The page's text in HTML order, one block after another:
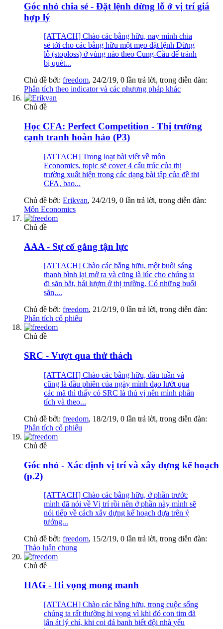
Góc nhỏ chia sẻ - Đặt lệnh dừng lỗ ở vị trí giá
hợp lý
[ATTACH] Chào các bằng hữu, nay mình chia
sẻ tới cho các bằng hữu một mẹo đặt lệnh Dừng
lỗ (stoploss) ở vùng nào theo Cung-Cầu để tránh
bị quét...
Chủ đề bởi: freedom, 24/2/19, 0 lần trả lời, trong diễn đàn:
Phân tích theo indicator và các phương pháp khác
Chủ đề
Học CFA: Perfect Competition - Thị trường
cạnh tranh hoàn hảo (P3)
[ATTACH] Trong loạt bài viết về môn
Economics, topic sẽ cover 4 cấu trúc của thị
trường xuất hiện trong các dạng bài tập của đề thi
CFA, bao...
Chủ đề bởi: Erikvan, 24/2/19, 0 lần trả lời, trong diễn đàn:
Môn Economics
Chủ đề
AAA - Sự cố gắng tận lực
[ATTACH] Chào các bằng hữu, một buổi sáng
thanh bình lại mở ra và cũng là lúc cho chúng ta
đi săn bắt, hái lượm ở thị trường. Có những buổi
săn,...
Chủ đề bởi: freedom, 21/2/19, 0 lần trả lời, trong diễn đàn:
Phân tích cổ phiếu
Chủ đề
SRC - Vượt qua thử thách
[ATTACH] Chào các bằng hữu, đầu tuần và
cũng là đầu phiên của ngày mình dạo lướt qua
các mã thì thấy có SRC là thú vị nên mình phân
tích và theo...
Chủ đề bởi: freedom, 18/2/19, 0 lần trả lời, trong diễn đàn:
Phân tích cổ phiếu
Chủ đề
Góc nhỏ - Xác định vị trí và xây dựng kế hoạch
(p.2)
[ATTACH] Chào các bằng hữu, ở phần trước
mình đã nói về Vị trí rồi nên ở phần này mình sẽ
nói tiếp về cách xây dựng kế hoạch dựa trên ý
tưởng...
Chủ đề bởi: freedom, 15/2/19, 0 lần trả lời, trong diễn đàn:
Thảo luận chung
Chủ đề
HAG - Hi vọng mong manh
[ATTACH] Chào các bằng hữu, trong cuộc sống
chúng ta rất thường hi vọng vì khi đó con tim đã
lấn át lý chí, khi coi đá banh biết đội nhà yếu